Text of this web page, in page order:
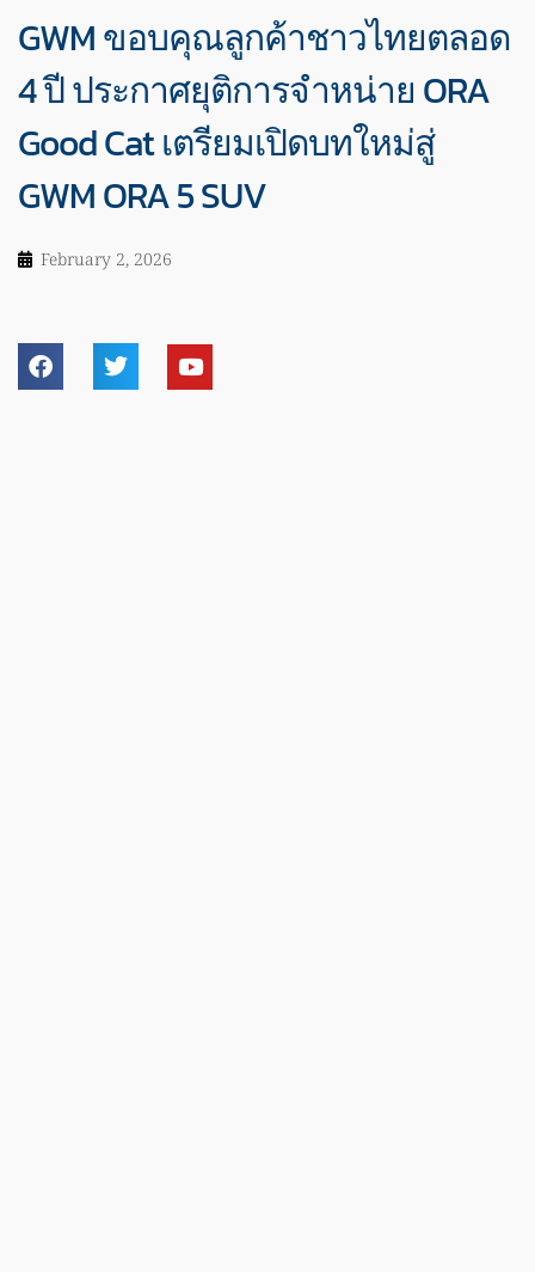
GWM ขอบคุณลูกค้าชาวไทยตลอด
4 ปี ประกาศยุติการจำหน่าย ORA
Good Cat เตรียมเปิดบทใหม่สู่
GWM ORA 5 SUV
February 2, 2026